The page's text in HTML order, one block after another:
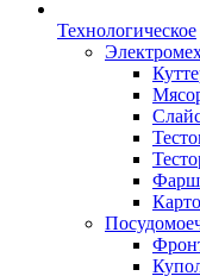
Технологическое